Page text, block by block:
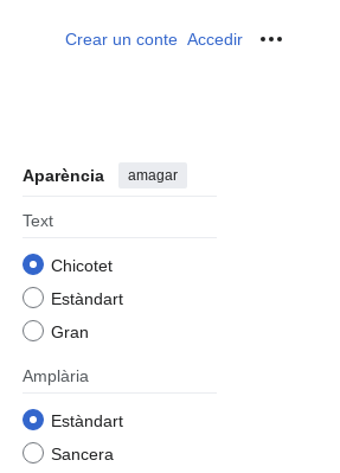
Crear un conte Accedir
Aparència amagar
Text
Chicotet
Estàndart
Gran
Amplària
Estàndart
Sancera